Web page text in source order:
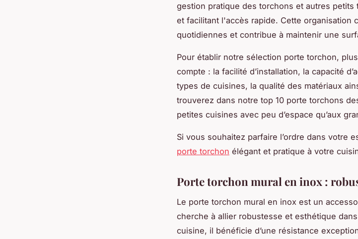
gestion pratique des torchons et autres
et facilitant l'accès rapide. Cette organisation
quotidiennes et contribue à maintenir une
Pour établir notre sélection porte torchon,
compte : la facilité d’installation, la capacité
types de cuisines, la qualité des matériaux
trouverez dans notre top 10 porte torchons
petites cuisines avec peu d’espace qu’aux
Si vous souhaitez parfaire l’ordre dans votre
porte torchon élégant et pratique à votre
Porte torchon mural en inox :
Le porte torchon mural en inox est un
cherche à allier robustesse et esthétique
cuisine, il bénéficie d’une résistance